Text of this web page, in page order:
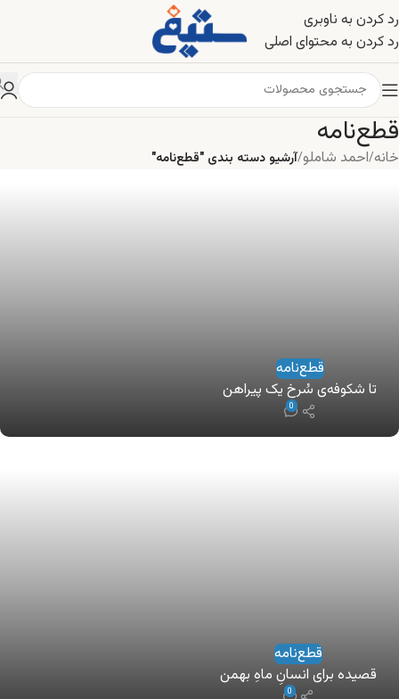
رد کردن به ناوبری
رد کردن به محتوای اصلی
قطع‌نامه
خانه/احمد شاملو/آرشیو دسته بندی "قطع‌نامه"
قطع‌نامه
تا شکوفه‌ی سُرخ يک پيراهن
0
قطع‌نامه
قصيده برای انسانِ ماهِ بهمن
0